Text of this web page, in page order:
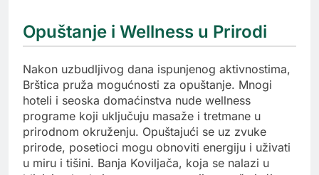
Opuštanje i Wellness u Prirodi
Nakon uzbudljivog dana ispunjenog aktivnostima,
Brštica pruža mogućnosti za opuštanje. Mnogi
hoteli i seoska domaćinstva nude wellness
programe koji uključuju masaže i tretmane u
prirodnom okruženju. Opuštajući se uz zvuke
prirode, posetioci mogu obnoviti energiju i uživati
u miru i tišini. Banja Koviljača, koja se nalazi u